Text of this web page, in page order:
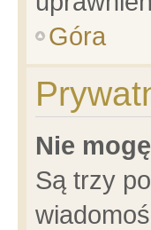
Góra
Nie
Są trzy